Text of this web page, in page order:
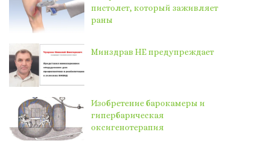
пистолет, который заживляет
раны
Минздрав НЕ предупреждает
Изобретение барокамеры и
гипербарическая
оксигенотерапия